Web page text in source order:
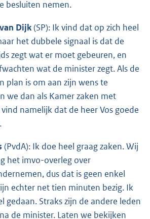
besluiten nemen.
Dijk(SP): Ik vind dat op zich heel
het dubbele signaal is dat de
zegt wat er moet gebeuren, en
wat de minister zegt. Als de
plan is om aan zijn wens te
we dan als Kamer zaken met
namelijk dat de heer Vos goede
(PvdA): Ik doe heel graag zaken. Wij
het imvo-overleg over
dus dat is geen enkel
echter net tien minuten bezig. Ik
gedaan. Straks zijn de andere leden
de minister. Laten we bekijken